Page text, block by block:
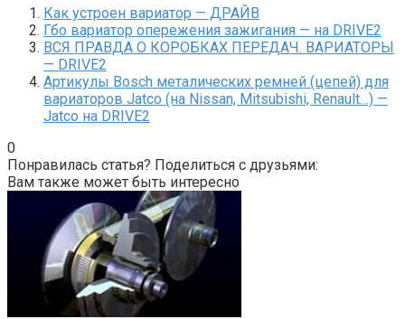
Как устроен вариатор — ДРАЙВ
Гбо вариатор опережения зажигания — на DRIVE2
ВСЯ ПРАВДА О КОРОБКАХ ПЕРЕДАЧ. ВАРИАТОРЫ
— DRIVE2
Артикулы Bosch металических ремней (цепей) для
вариаторов Jatco (на Nissan, Mitsubishi, Renault…) —
Jatco на DRIVE2
0
Понравилась статья? Поделиться с друзьями:
Вам также может быть интересно